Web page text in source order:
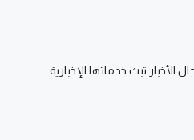
تبث خدماتها الإخبارية